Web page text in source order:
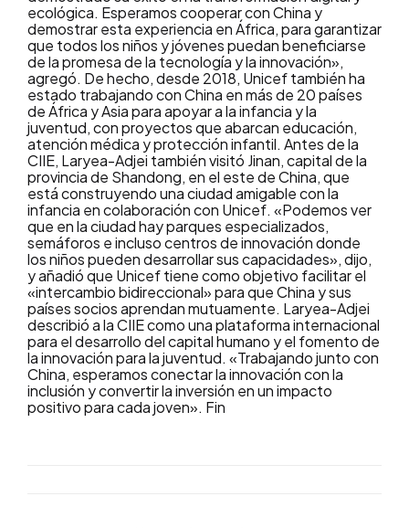
ecológica. Esperamos cooperar con China y
demostrar esta experiencia en África, para garantizar
que todos los niños y jóvenes puedan beneficiarse
de la promesa de la tecnología y la innovación»,
agregó. De hecho, desde 2018, Unicef también ha
estado trabajando con China en más de 20 países
de África y Asia para apoyar a la infancia y la
juventud, con proyectos que abarcan educación,
atención médica y protección infantil. Antes de la
CIIE, Laryea-Adjei también visitó Jinan, capital de la
provincia de Shandong, en el este de China, que
está construyendo una ciudad amigable con la
infancia en colaboración con Unicef. «Podemos ver
que en la ciudad hay parques especializados,
semáforos e incluso centros de innovación donde
los niños pueden desarrollar sus capacidades», dijo,
y añadió que Unicef tiene como objetivo facilitar el
«intercambio bidireccional» para que China y sus
países socios aprendan mutuamente. Laryea-Adjei
describió a la CIIE como una plataforma internacional
para el desarrollo del capital humano y el fomento de
la innovación para la juventud. «Trabajando junto con
China, esperamos conectar la innovación con la
inclusión y convertir la inversión en un impacto
positivo para cada joven». Fin